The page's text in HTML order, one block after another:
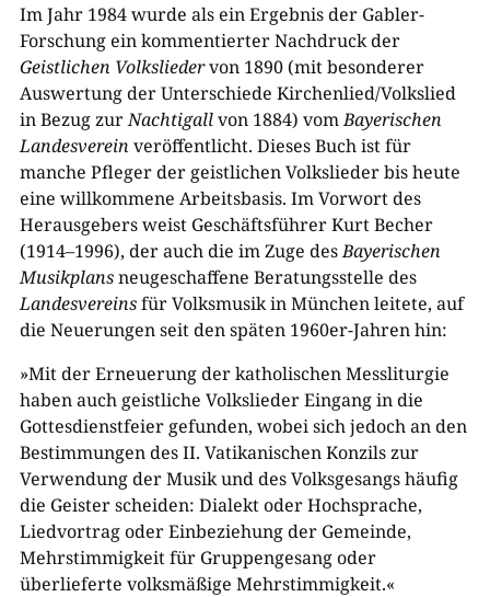
Im Jahr 1984 wurde als ein Ergebnis der Gabler-
Forschung ein kommentierter Nachdruck der
Geistlichen Volksliedervon 1890 (mit besonderer
Auswertung der Unterschiede Kirchenlied/Volkslied
in Bezug zurNachtigallvon 1884) vomBayerischen
Landesverein veröffentlicht. Dieses Buch ist für
manche Pfleger der geistlichen Volkslieder bis heute
eine willkommene Arbeitsbasis. Im Vorwort des
Herausgebers weist Geschäftsführer Kurt Becher
(1914–1996), der auch die im Zuge desBayerischen
Musikplansneugeschaffene Beratungsstelle des
Landesvereinsfür Volksmusik in München leitete, auf
die Neuerungen seit den späten 1960er-Jahren hin:
»Mit der Erneuerung der katholischen Messliturgie
haben auch geistliche Volkslieder Eingang in die
Gottesdienstfeier gefunden, wobei sich jedoch an den
Bestimmungen des II. Vatikanischen Konzils zur
Verwendung der Musik und des Volksgesangs häufig
die Geister scheiden: Dialekt oder Hochsprache,
Liedvortrag oder Einbeziehung der Gemeinde,
Mehrstimmigkeit für Gruppengesang oder
überlieferte volksmäßige Mehrstimmigkeit.«